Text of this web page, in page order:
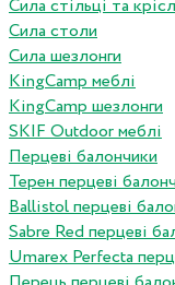
Сила стільці та
Сила столи
Сила шезлонги
KingCamp меблі
KingCamp шезлонги
SKIF Outdoor меблі
Перцеві балончики
Терен перцеві
Ballistol перцеві
Sabre Red перцеві
Umarex Perfecta